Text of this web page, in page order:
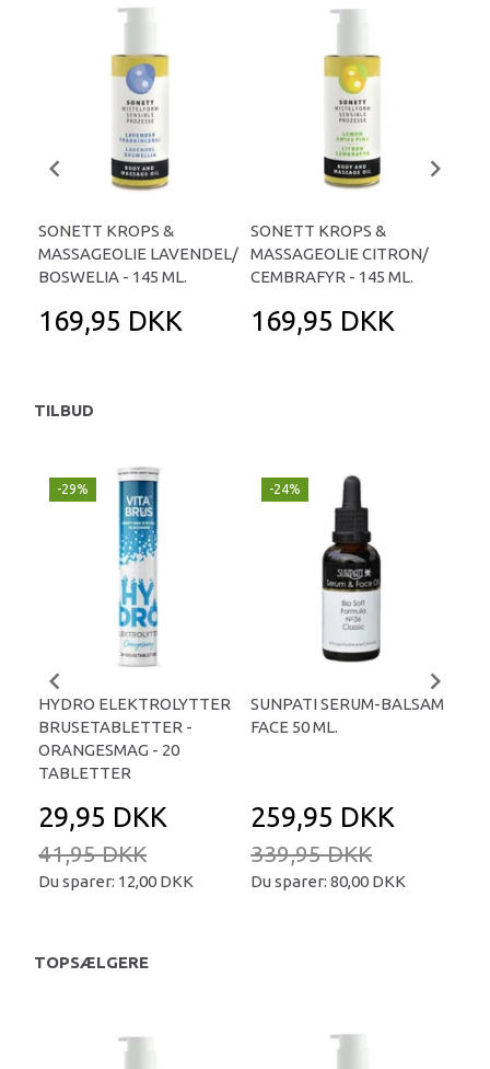
SONETT KROPS &
MASSAGEOLIE LAVENDEL/
BOSWELIA - 145 ML.
169,95 DKK
SONETT KROPS &
MASSAGEOLIE CITRON/
CEMBRAFYR - 145 ML.
169,95 DKK
TILBUD
-29%
HYDRO ELEKTROLYTTER
BRUSETABLETTER -
ORANGESMAG - 20
TABLETTER
29,95 DKK
41,95 DKK
Du sparer: 12,00 DKK
-24%
SUNPATI SERUM-BALSAM
FACE 50 ML.
259,95 DKK
339,95 DKK
Du sparer: 80,00 DKK
TOPSÆLGERE